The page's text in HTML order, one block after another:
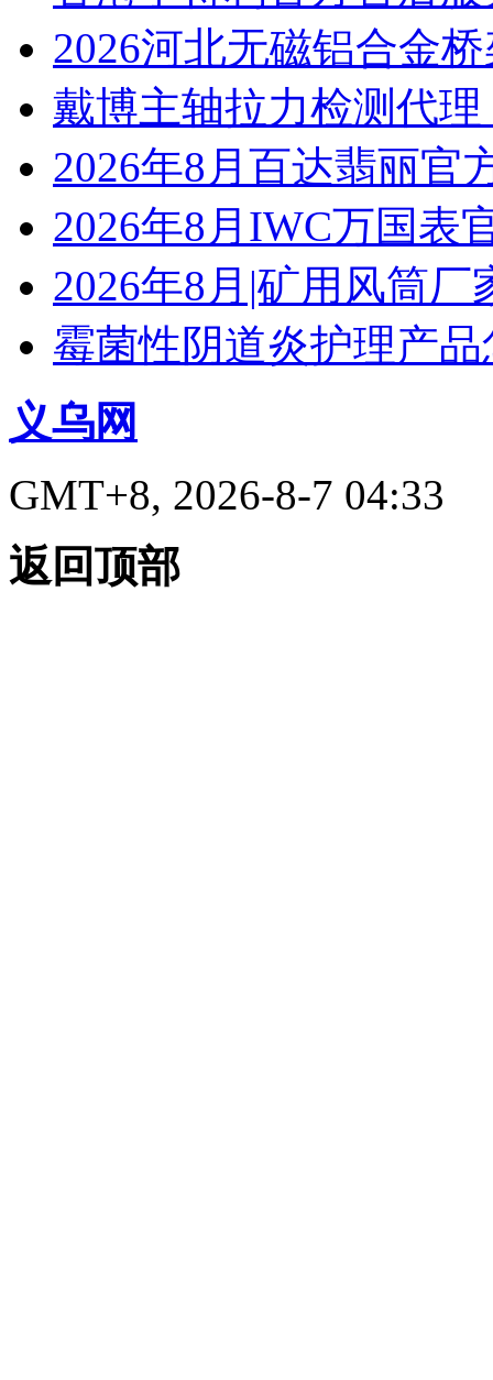
2026河北无磁铝合金
戴博主轴拉力检测代
2026年8月百达翡丽官
2026年8月IWC万国表
2026年8月|矿用风筒厂
霉菌性阴道炎护理产
义乌网
GMT+8, 2026-8-7 04:33
返回顶部